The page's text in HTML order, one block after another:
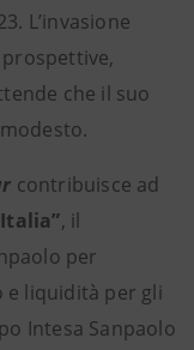
L’invasione
che il suo
contribuisce ad
, il
per
e liquidità per gli
Intesa Sanpaolo